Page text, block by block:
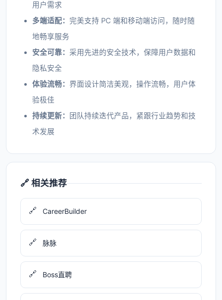
用户需求
多端适配： 完美支持 PC 端和移动端访问，随时随
地畅享服务
安全可靠： 采用先进的安全技术，保障用户数据和
隐私安全
体验流畅： 界面设计简洁美观，操作流畅，用户体
验极佳
持续更新：
团队持续迭代产品，紧跟行业趋势和技
术发展
🔗 相关推荐
🔗 CareerBuilder
🔗 脉脉
🔗 Boss直聘